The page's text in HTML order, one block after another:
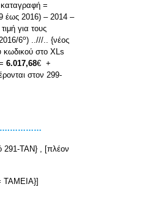
=
έως 2016) – 2014 –
για τους
6ο) ..///.. {νέος
κωδικού στο XLs
6.017,68€ +
στον 299-
291-ΤΑΝ} , [πλέον
ΤΑΜΕΙΑ}]